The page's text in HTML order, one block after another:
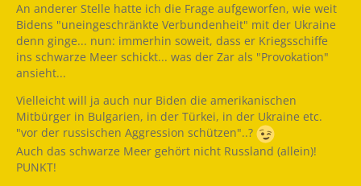
An anderer Stelle hatte ich die Frage aufgeworfen, wie weit
Bidens "uneingeschränkte Verbundenheit" mit der Ukraine
denn ginge... nun: immerhin soweit, dass er Kriegsschiffe
ins schwarze Meer schickt... was der Zar als "Provokation"
ansieht...
Vielleicht will ja auch nur Biden die amerikanischen
Mitbürger in Bulgarien, in der Türkei, in der Ukraine etc.
"vor der russischen Aggression schützen"..?
Auch das schwarze Meer gehört nicht Russland (allein)!
PUNKT!